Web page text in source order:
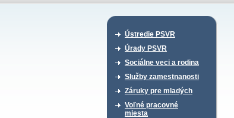
Ústredie PSVR
Úrady PSVR
Sociálne veci a rodina
Služby zamestnanosti
Záruky pre mladých
Voľné pracovné
miesta